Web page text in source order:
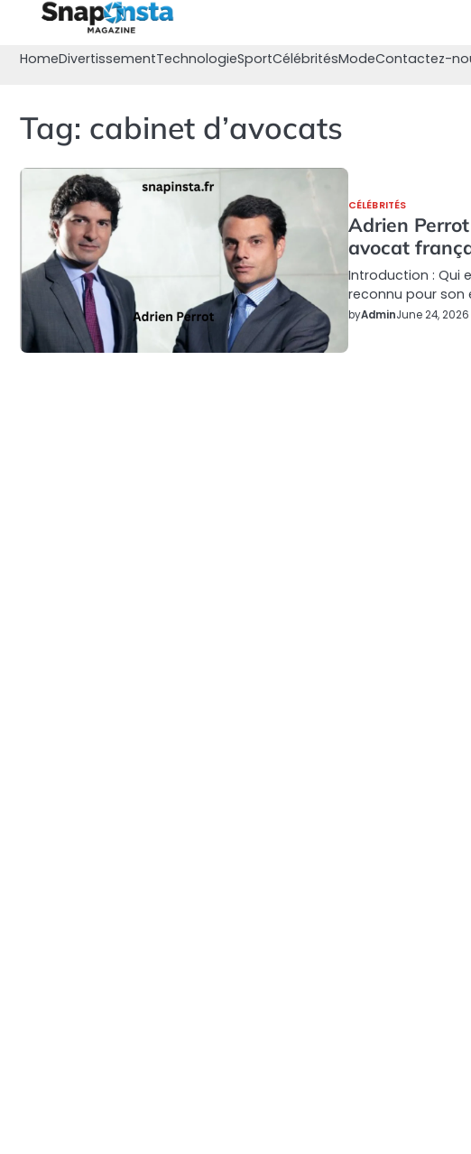
content
HomeDivertissementTechnologieSportCélébritésModeContactez-
Tag: cabinet d’avocats
CÉLÉBRITÉS
Adrien
avocat
Introduction : Qui
reconnu pour son
byAdminJune 24, 2026